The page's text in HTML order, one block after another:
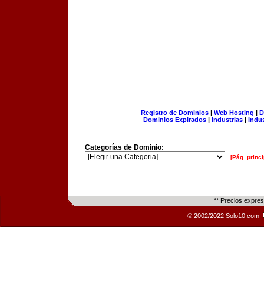
Registro de Dominios| Web Hosting |
Dominios Expirados | Industrias |
Categorías de Dominio:
[Pág.
** Precios
© 2002/2022 Solo10.com